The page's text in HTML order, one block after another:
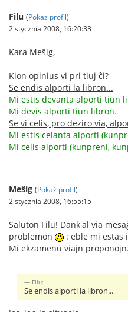
Filu (Pokaż profil)
2 stycznia 2008, 16:20:33
Kara Meŝig,
Kion opinius vi pri tiuj ĉi?
Se endis alporti la libron...
Mi estis devanta alporti tiun
Mi devis alporti tiun libron.
Se vi celis, pro deziro via,
Mi estis celanta alporti
Mi celis alporti (kunpreni,
Meŝig (Pokaż profil)
2 stycznia 2008, 16:55:15
Saluton Filu! Dank'al via
problemon
: eble mi estas
Mi ekzamenu viajn proponojn.
Filu:
Se endis alporti la libron...